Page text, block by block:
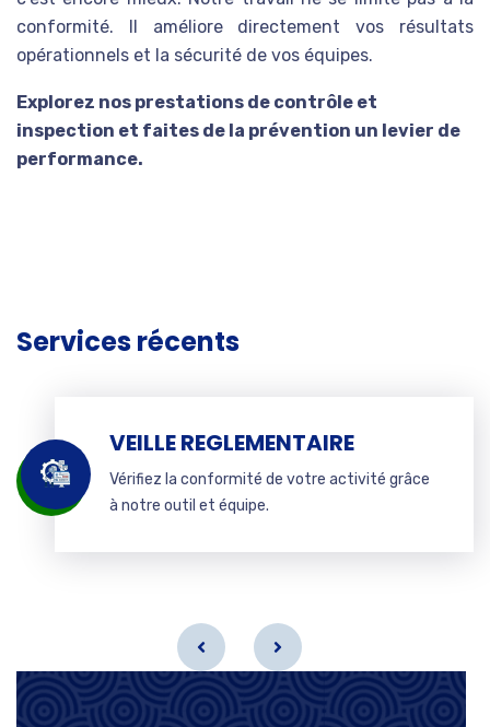
conformité. Il améliore directement vos résultats
opérationnels et la sécurité de vos équipes.
Explorez nos prestations de contrôle et
inspection et faites de la prévention un levier de
performance.
Services récents
VEILLE REGLEMENTAIRE
Vérifiez la conformité de votre activité grâce
à notre outil et équipe.